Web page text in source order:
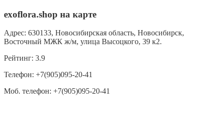
exoflora.shop на карте
Адрес: 630133, Новосибирская область, Новосибирск,
Восточный МЖК ж/м, улица Высоцкого, 39 к2.
Рейтинг: 3.9
Телефон: +7(905)095-20-41
Моб. телефон: +7(905)095-20-41